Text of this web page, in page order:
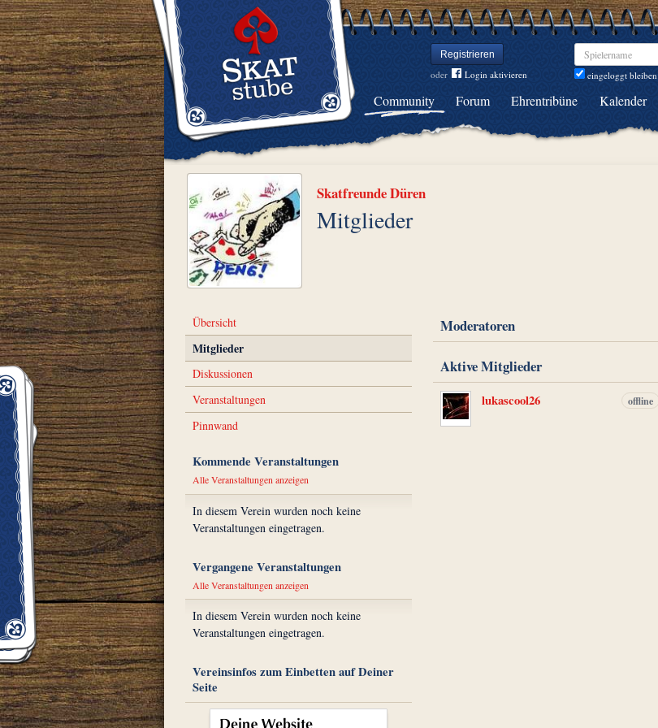
Registrieren
oder Login aktivieren
Spielername
eingeloggt bleiben
Community Forum Ehrentribüne Kalender
Skatfreunde Düren
Mitglieder
Übersicht
Mitglieder
Diskussionen
Veranstaltungen
Pinnwand
Kommende Veranstaltungen
Alle Veranstaltungen anzeigen
In diesem Verein wurden noch keine
Veranstaltungen eingetragen.
Vergangene Veranstaltungen
Alle Veranstaltungen anzeigen
In diesem Verein wurden noch keine
Veranstaltungen eingetragen.
Vereinsinfos zum Einbetten auf Deiner
Seite
Moderatoren
Aktive Mitglieder
lukascool26 offline